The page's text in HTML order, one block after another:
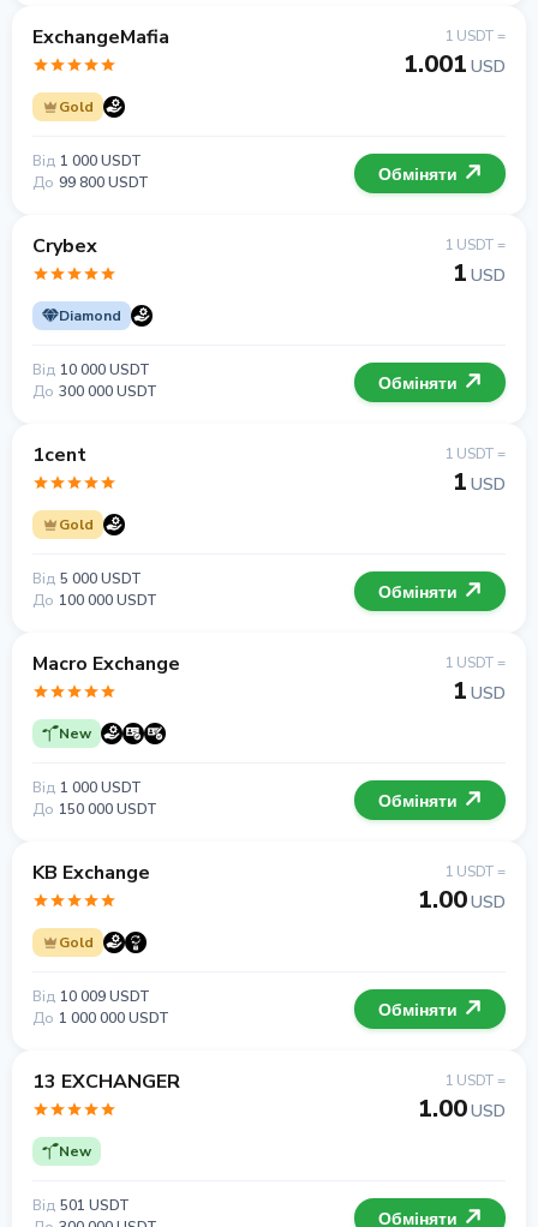
ExchangeMafia
Gold
1 USDT =
1.001 USD
Від 1 000 USDT
До 99 800 USDT Обміняти
Crybex
Diamond
1 USDT =
1 USD
Від 10 000 USDT
До 300 000 USDT Обміняти
1cent
Gold
1 USDT =
1 USD
Від 5 000 USDT
До 100 000 USDT Обміняти
Macro Exchange
New
1 USDT =
1 USD
Від 1 000 USDT
До 150 000 USDT Обміняти
KB Exchange
Gold
1 USDT =
1.00USD
Від 10 009 USDT
До 1 000 000 USDT Обміняти
13 EXCHANGER
New
1 USDT =
1.00USD
Від 501 USDT
Обміняти